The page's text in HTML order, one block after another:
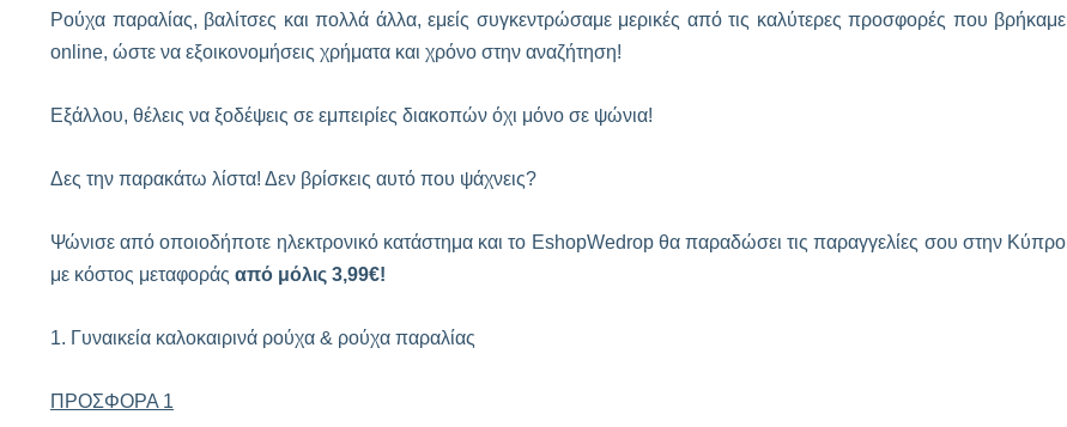
Ρούχα παραλίας, βαλίτσες και πολλά άλλα, εμείς συγκεντρώσαμε μερικές από τις καλύτερες προσφορές που βρήκαμε
online, ώστε να εξοικονομήσεις χρήματα και χρόνο στην αναζήτηση!
Εξάλλου, θέλεις να ξοδέψεις σε εμπειρίες διακοπών όχι μόνο σε ψώνια!
Δες την παρακάτω λίστα! Δεν βρίσκεις αυτό που ψάχνεις?
Ψώνισε από οποιοδήποτε ηλεκτρονικό κατάστημα και το EshopWedrop θα παραδώσει τις παραγγελίες σου στην Κύπρο
με κόστος μεταφοράς από μόλις 3,99€!
1. Γυναικεία καλοκαιρινά ρούχα & ρούχα παραλίας
ΠΡΟΣΦΟΡΑ 1